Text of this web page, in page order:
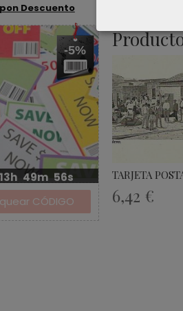
Descuento
-5%
13h 49m 56s TARJETA
6,42 €